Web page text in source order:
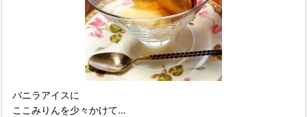
バニラアイスに
ここみりんを少々かけて…